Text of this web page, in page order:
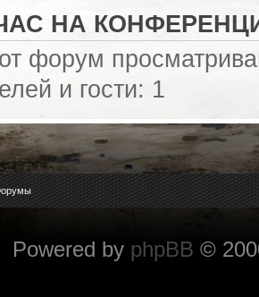
НА
форум
и гости: 1
Powered by phpBB ©